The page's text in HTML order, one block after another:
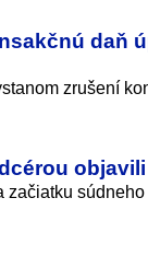
daň
zrušení